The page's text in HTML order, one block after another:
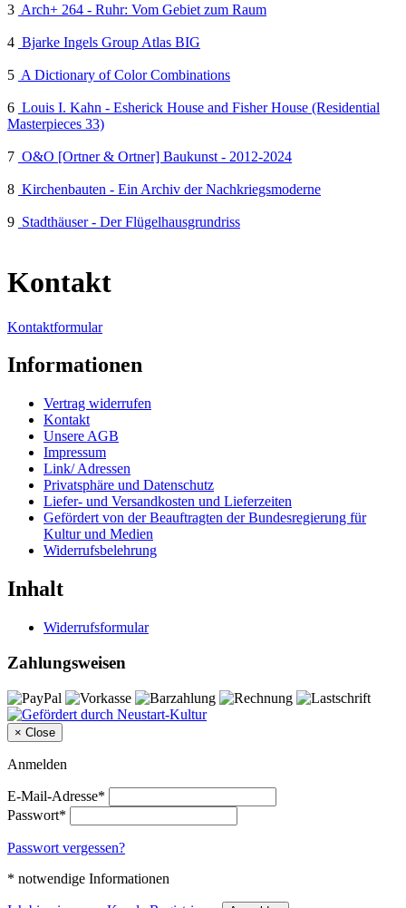
3 Arch+ 264 - Ruhr: Vom Gebiet zum Raum
4 Bjarke Ingels Group Atlas BIG
5 A Dictionary of Color Combinations
6 Louis I. Kahn - Esherick House and Fisher House (Residential
Masterpieces 33)
7 O&O [Ortner & Ortner] Baukunst - 2012-2024
8 Kirchenbauten - Ein Archiv der Nachkriegsmoderne
9 Stadthäuser - Der Flügelhausgrundriss
Kontakt
Kontaktformular
Informationen
Vertrag widerrufen
Kontakt
Unsere AGB
Impressum
Link/ Adressen
Privatsphäre und Datenschutz
Liefer- und Versandkosten und Lieferzeiten
Gefördert von der Beauftragten der Bundesregierung für
Kultur und Medien
Widerrufsbelehrung
Inhalt
Widerrufsformular
Zahlungsweisen
× Close
Anmelden
E-Mail-Adresse*
Passwort*
Passwort vergessen?
* notwendige Informationen